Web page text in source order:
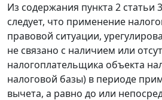
Из содержания пункта 2 статьи 3
следует, что применение
правовой ситуации,
не связано с наличием или
налогоплательщика объекта
налоговой базы) в периоде
вычета, а равно до или